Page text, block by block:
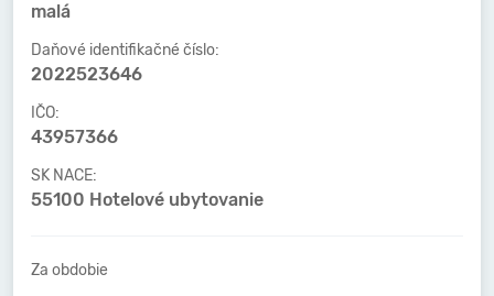
malá
Daňové identifikačné číslo:
2022523646
IČO:
43957366
SK NACE:
55100 Hotelové ubytovanie
Za obdobie